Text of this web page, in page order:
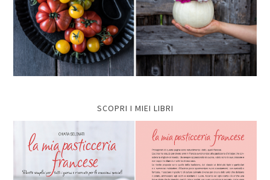
SCOPRI I MIEI LIBRI